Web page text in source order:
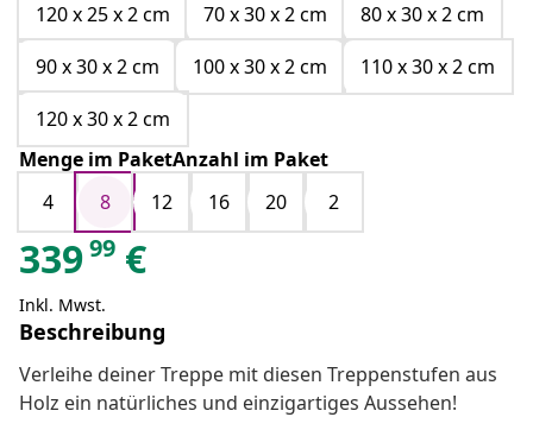
120 x 25 x 2 cm
70 x 30 x 2 cm
80 x 30 x 2 cm
90 x 30 x 2 cm
100 x 30 x 2 cm
110 x 30 x 2 cm
120 x 30 x 2 cm
Menge im PaketAnzahl im Paket
4
8 12 16 20 2
33999 €
Inkl. Mwst.
Beschreibung
Verleihe deiner Treppe mit diesen Treppenstufen aus
Holz ein natürliches und einzigartiges Aussehen!